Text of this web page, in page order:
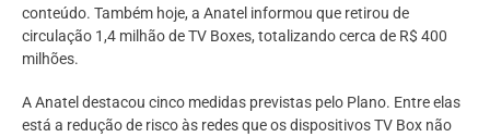
conteúdo. Também hoje, a Anatel informou que retirou de
circulação 1,4 milhão de TV Boxes, totalizando cerca de R$ 400
milhões.
A Anatel destacou cinco medidas previstas pelo Plano. Entre elas
está a redução de risco às redes que os dispositivos TV Box não